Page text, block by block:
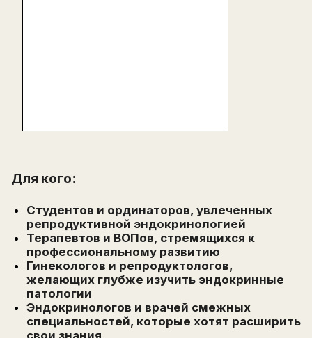
Для кого:
Студентов и ординаторов, увлеченных
репродуктивной эндокринологией
Терапевтов и ВОПов, стремящихся к
профессиональному развитию
Гинекологов и репродуктологов,
желающих глубже изучить эндокринные
патологии
Эндокринологов и врачей смежных
специальностей, которые хотят расширить
свои знания